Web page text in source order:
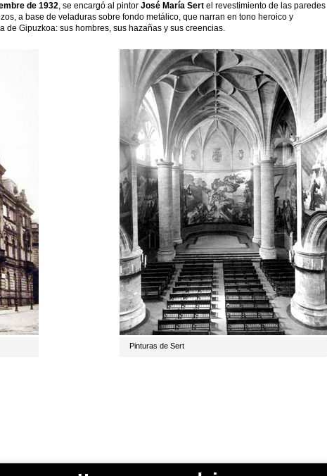
de 1932, se encargó al pintor José María Sert el revestimiento de las paredes
a base de veladuras sobre fondo metálico, que narran en tono heroico y
de Gipuzkoa: sus hombres, sus hazañas y sus creencias.
Pinturas de Sert